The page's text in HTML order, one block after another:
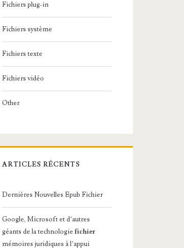
Fichiers plug-in
Fichiers système
Fichiers texte
Fichiers vidéo
Other
ARTICLES RÉCENTS
Dernières Nouvelles Epub Fichier
Google, Microsoft et d’autres
géants de la technologiefichier
mémoires juridiques à l’appui